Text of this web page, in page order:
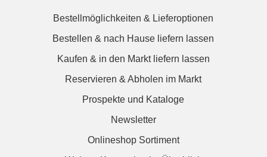
Bestellmöglichkeiten & Lieferoptionen
Bestellen & nach Hause liefern lassen
Kaufen & in den Markt liefern lassen
Reservieren & Abholen im Markt
Prospekte und Kataloge
Newsletter
Onlineshop Sortiment